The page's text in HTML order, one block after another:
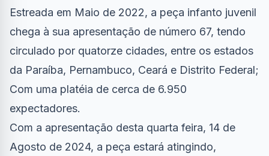
Estreada em Maio de 2022, a peça infanto juvenil
chega à sua apresentação de número 67, tendo
circulado por quatorze cidades, entre os estados
da Paraíba, Pernambuco, Ceará e Distrito Federal;
Com uma platéia de cerca de 6.950
expectadores.
Com a apresentação desta quarta feira, 14 de
Agosto de 2024, a peça estará atingindo,